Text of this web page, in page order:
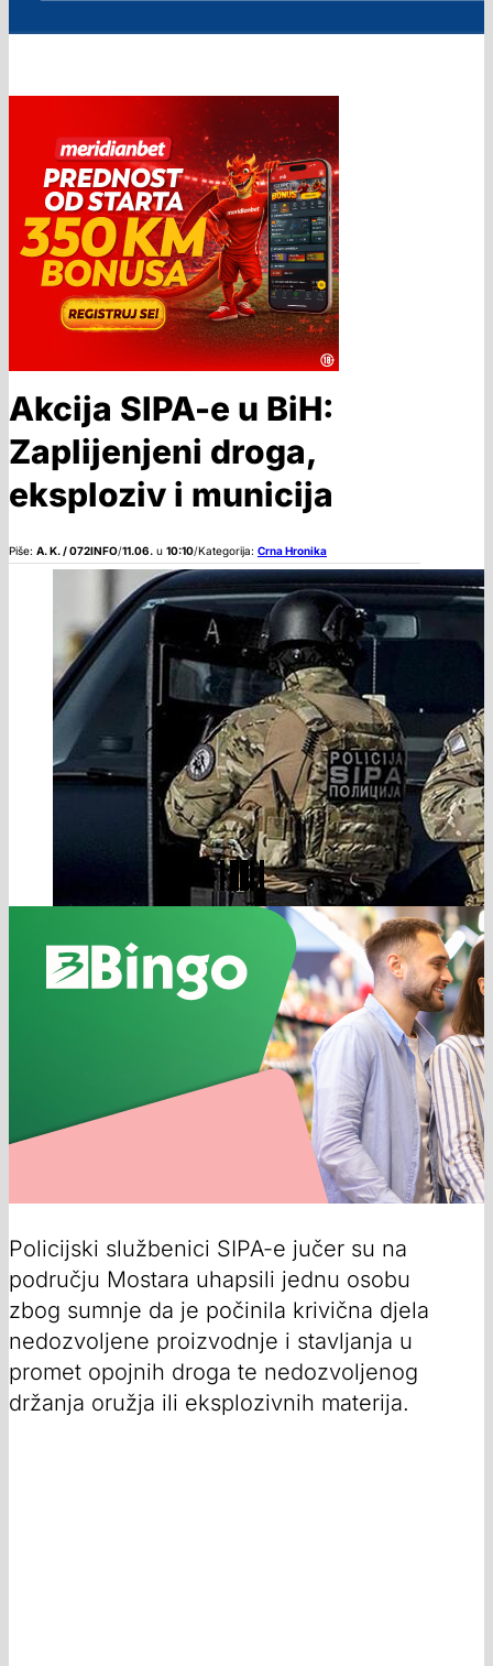
Akcija SIPA-e u BiH:
Zaplijenjeni droga,
eksploziv i municija
Piše: A. K. / 072INFO/11.06. u 10:10/Kategorija: Crna Hronika
Policijski službenici SIPA-e jučer su na
području Mostara uhapsili jednu osobu
zbog sumnje da je počinila krivična djela
nedozvoljene proizvodnje i stavljanja u
promet opojnih droga te nedozvoljenog
držanja oružja ili eksplozivnih materija.